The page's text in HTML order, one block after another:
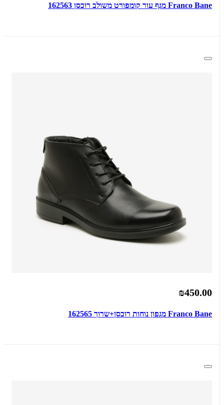
Franco Bane מגף עור קומפורט משולב רוכסן 162563
₪450.00
Franco Bane מגפון נוחות רוכסן+שרוך 162565